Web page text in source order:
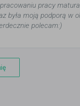
pracy
była moją podporą w
polecam:)